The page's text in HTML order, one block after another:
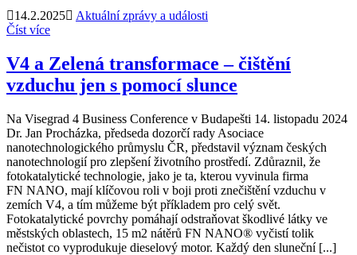
14.2.2025
Aktuální zprávy a události
Číst více
V4 a Zelená transformace – čištění
vzduchu jen s pomocí slunce
Na Visegrad 4 Business Conference v Budapešti 14. listopadu 2024
Dr. Jan Procházka, předseda dozorčí rady Asociace
nanotechnologického průmyslu ČR, představil význam českých
nanotechnologií pro zlepšení životního prostředí. Zdůraznil, že
fotokatalytické technologie, jako je ta, kterou vyvinula firma
FN NANO, mají klíčovou roli v boji proti znečištění vzduchu v
zemích V4, a tím můžeme být příkladem pro celý svět.
Fotokatalytické povrchy pomáhají odstraňovat škodlivé látky ve
městských oblastech, 15 m2 nátěrů FN NANO® vyčistí tolik
nečistot co vyprodukuje dieselový motor. Každý den sluneční [...]